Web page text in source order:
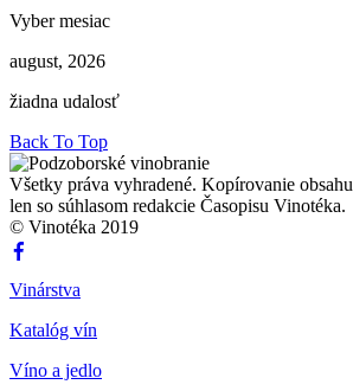
Vyber mesiac
august, 2026
žiadna udalosť
Back To Top
Všetky práva vyhradené. Kopírovanie obsahu
len so súhlasom redakcie Časopisu Vinotéka.
© Vinotéka 2019
Vinárstva
Katalóg vín
Víno a jedlo